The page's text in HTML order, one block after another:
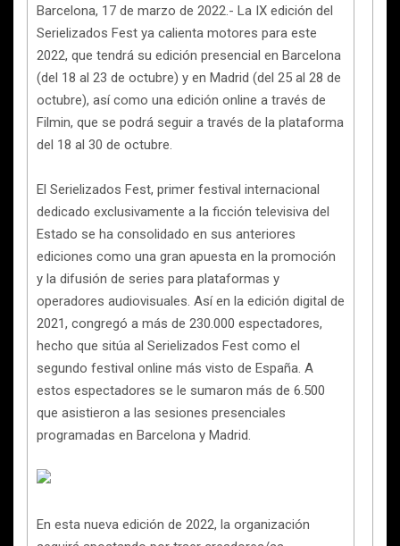
Barcelona, 17 de marzo de 2022.- La IX edición del
Serielizados Fest ya calienta motores para este
2022, que tendrá su edición presencial en Barcelona
(del 18 al 23 de octubre) y en Madrid (del 25 al 28 de
octubre), así como una edición online a través de
Filmin, que se podrá seguir a través de la plataforma
del 18 al 30 de octubre.
El Serielizados Fest, primer festival internacional
dedicado exclusivamente a la ficción televisiva del
Estado se ha consolidado en sus anteriores
ediciones como una gran apuesta en la promoción
y la difusión de series para plataformas y
operadores audiovisuales. Así en la edición digital de
2021, congregó a más de 230.000 espectadores,
hecho que sitúa al Serielizados Fest como el
segundo festival online más visto de España. A
estos espectadores se le sumaron más de 6.500
que asistieron a las sesiones presenciales
programadas en Barcelona y Madrid.
En esta nueva edición de 2022, la organización